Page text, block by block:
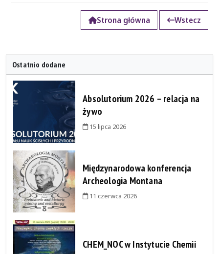
Strona główna Wstecz
Ostatnio dodane
Absolutorium 2026 – relacja na
żywo
15 lipca 2026
Międzynarodowa konferencja
Archeologia Montana
11 czerwca 2026
CHEM_NOC w Instytucie Chemii